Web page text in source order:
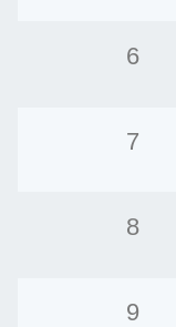
6
7
8
9